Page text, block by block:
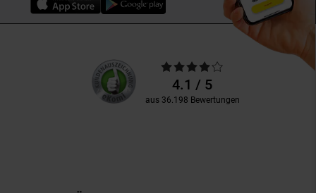
Unsere
Kundenbewertungen
Durchschnittliche
Bewertungen4.1 / 5
aus 36.198 Bewertungen